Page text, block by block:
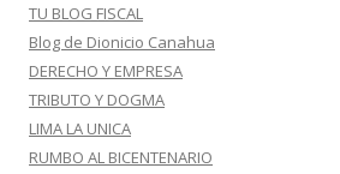
TU BLOG FISCAL
Blog de Dionicio Canahua
DERECHO Y EMPRESA
TRIBUTO Y DOGMA
LIMA LA UNICA
RUMBO AL BICENTENARIO